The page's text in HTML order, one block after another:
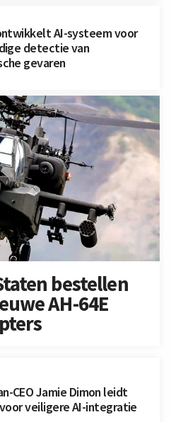
AI-systeem voor
detectie van
gevaren
bestellen
AH-64E
CEO Jamie Dimon leidt
veiligere AI-integratie